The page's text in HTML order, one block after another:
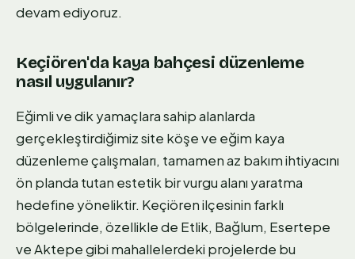
devam ediyoruz.
Keçiören'da kaya bahçesi düzenleme
nasıl uygulanır?
Eğimli ve dik yamaçlara sahip alanlarda
gerçekleştirdiğimiz site köşe ve eğim kaya
düzenleme çalışmaları, tamamen az bakım ihtiyacını
ön planda tutan estetik bir vurgu alanı yaratma
hedefine yöneliktir. Keçiören ilçesinin farklı
bölgelerinde, özellikle de Etlik, Bağlum, Esertepe
ve Aktepe gibi mahallelerdeki projelerde bu